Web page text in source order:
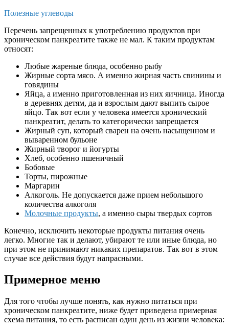
Полезные углеводы
Перечень запрещенных к употреблению продуктов при
хроническом панкреатите также не мал. К таким продуктам
относят:
Любые жареные блюда, особенно рыбу
Жирные сорта мясо. А именно жирная часть свинины и
говядины
Яйца, а именно приготовленная из них яичница. Иногда
в деревнях детям, да и взрослым дают выпить сырое
яйцо. Так вот если у человека имеется хронический
панкреатит, делать то категорически запрещается
Жирный суп, который сварен на очень насыщенном и
вываренном бульоне
Жирный творог и йогурты
Хлеб, особенно пшеничный
Бобовые
Торты, пирожные
Маргарин
Алкоголь. Не допускается даже прием небольшого
количества алкоголя
Молочные продукты, а именно сыры твердых сортов
Конечно, исключить некоторые продукты питания очень
легко. Многие так и делают, убирают те или иные блюда, но
при этом не принимают никаких препаратов. Так вот в этом
случае все действия будут напрасными.
Примерное меню
Для того чтобы лучше понять, как нужно питаться при
хроническом панкреатите, ниже будет приведена примерная
схема питания, то есть расписан один день из жизни человека: